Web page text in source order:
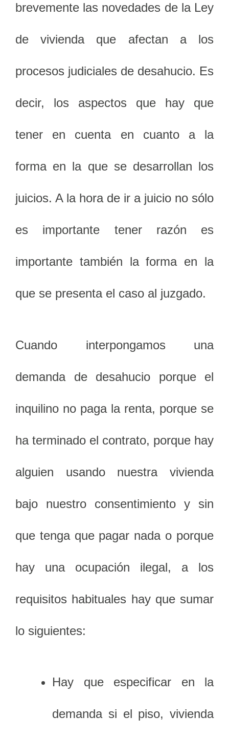
brevemente las novedades de la Ley
de vivienda que afectan a los
procesos judiciales de desahucio. Es
decir, los aspectos que hay que
tener en cuenta en cuanto a la
forma en la que se desarrollan los
juicios. A la hora de ir a juicio no sólo
es importante tener razón es
importante también la forma en la
que se presenta el caso al juzgado.
Cuando interpongamos una
demanda de desahucio porque el
inquilino no paga la renta, porque se
ha terminado el contrato, porque hay
alguien usando nuestra vivienda
bajo nuestro consentimiento y sin
que tenga que pagar nada o porque
hay una ocupación ilegal, a los
requisitos habituales hay que sumar
lo siguientes:
Hay que especificar en la
demanda si el piso, vivienda